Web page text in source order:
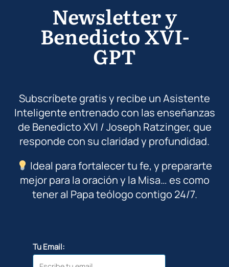
Newsletter y
Benedicto XVI-
GPT
Subscríbete gratis y recibe un Asistente
Inteligente entrenado con las enseñanzas
de Benedicto XVI / Joseph Ratzinger, que
responde con su claridad y profundidad.
Ideal para fortalecer tu fe, y prepararte
mejor para la oración y la Misa… es como
tener al Papa teólogo contigo 24/7.
Tu Email: